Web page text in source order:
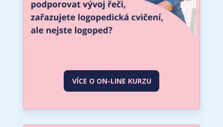
VÍCE O ON-LINE KURZU